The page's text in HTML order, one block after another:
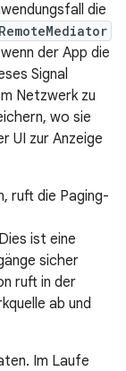
die
RemoteMediator
der App die
Signal
Netzwerk zu
wo sie
UI zur Anzeige
ruft die Paging-
ist eine
sicher
ruft in der
ab und
Im Laufe